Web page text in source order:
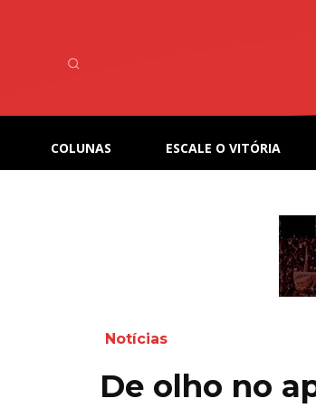
COLUNAS ESCALE O VITÓRIA
Notícias
De olho no